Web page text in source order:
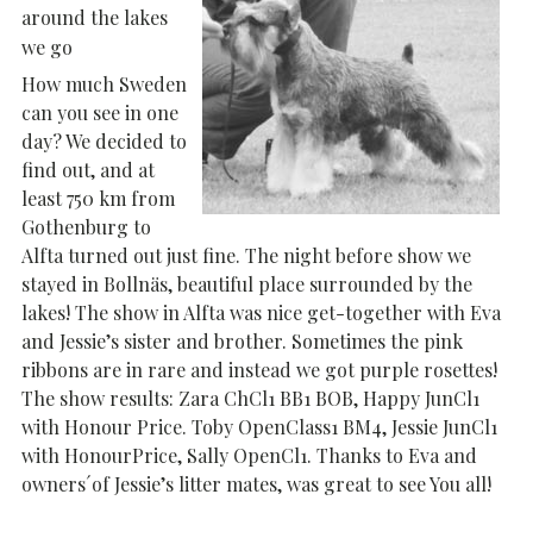
around the lakes
we go
How much Sweden
can you see in one
day? We decided to
find out, and at
least 750 km from
Gothenburg to
Alfta turned out just fine. The night before show we
stayed in Bollnäs, beautiful place surrounded by the
lakes! The show in Alfta was nice get-together with Eva
and Jessie’s sister and brother. Sometimes the pink
ribbons are in rare and instead we got purple rosettes!
The show results: Zara ChCl1 BB1 BOB, Happy JunCl1
with Honour Price. Toby OpenClass1 BM4, Jessie JunCl1
with HonourPrice, Sally OpenCl1. Thanks to Eva and
owners´of Jessie’s litter mates, was great to see You all!